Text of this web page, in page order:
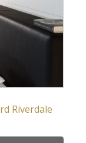
Riverdale